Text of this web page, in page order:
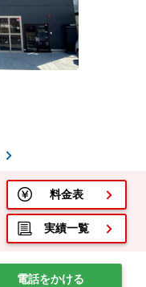
料金表
実績一覧
電話をかける